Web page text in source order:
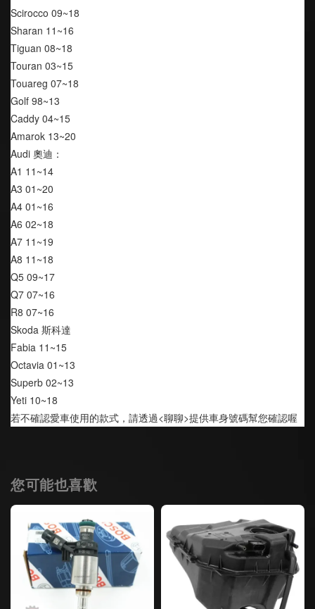
Scirocco 09~18
Sharan 11~16
Tiguan 08~18
Touran 03~15
Touareg 07~18
Golf 98~13
Caddy 04~15
Amarok 13~20
Audi 奧迪：
A1 11~14
A3 01~20
A4 01~16
A6 02~18
A7 11~19
A8 11~18
Q5 09~17
Q7 07~16
R8 07~16
Skoda 斯科達
Fabia 11~15
Octavia 01~13
Superb 02~13
Yeti 10~18
若不確認愛車使用的款式，請透過<聊聊>提供車身號碼幫您確認喔
您可能也喜歡